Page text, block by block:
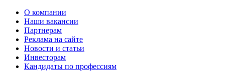
О компании
Наши вакансии
Партнерам
Реклама на сайте
Новости и статьи
Инвесторам
Кандидаты по профессиям